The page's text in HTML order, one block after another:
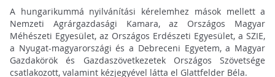
A hungarikummá nyilvánítási kérelemhez mások mellett a
Nemzeti Agrárgazdasági Kamara, az Országos Magyar
Méhészeti Egyesület, az Országos Erdészeti Egyesület, a SZIE,
a Nyugat-magyarországi és a Debreceni Egyetem, a Magyar
Gazdakörök és Gazdaszövetkezetek Országos Szövetsége
csatlakozott, valamint kézjegyével látta el Glattfelder Béla.